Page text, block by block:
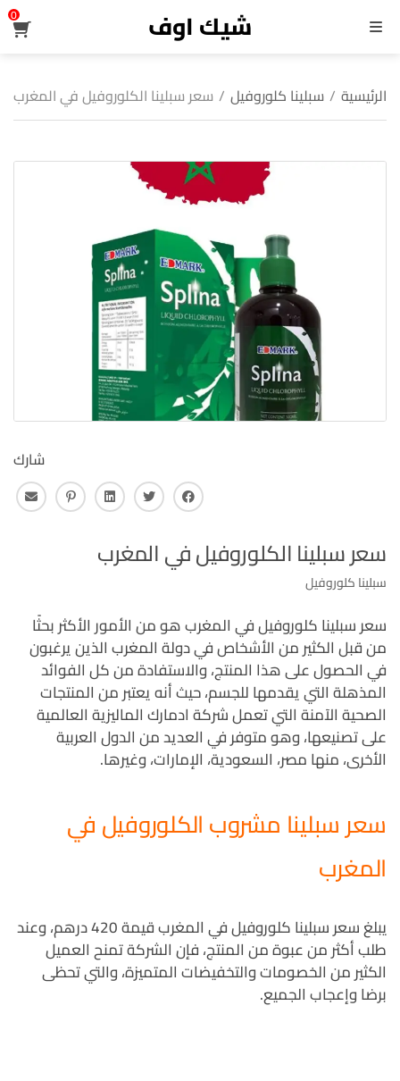
القائمة شيك اوف 0
الرئيسية / سبلينا كلوروفيل / سعر سبلينا الكلوروفيل في المغرب
شارك
فايس بوك
تويتر لينكـد انبنترست
سعر سبلينا الكلوروفيل في المغرب
سبلينا كلوروفيل
سعر سبلينا كلوروفيل في المغرب هو من الأمور الأكثر بحثًا
من قبل الكثير من الأشخاص في دولة المغرب الذين يرغبون
في الحصول على هذا المنتج، والاستفادة من كل الفوائد
المذهلة التي يقدمها للجسم، حيث أنه يعتبر من المنتجات
الصحية الآمنة التي تعمل شركة ادمارك الماليزية العالمية
على تصنيعها، وهو متوفر في العديد من الدول العربية
الأخرى، منها مصر، السعودية، الإمارات، وغيرها.
سعر سبلينا مشروب الكلوروفيل في
المغرب
يبلغ سعر سبلينا كلوروفيل في المغرب قيمة 420 درهم، وعند
طلب أكثر من عبوة من المنتج، فإن الشركة تمنح العميل
الكثير من الخصومات والتخفيضات المتميزة، والتي تحظى
برضا وإعجاب الجميع.